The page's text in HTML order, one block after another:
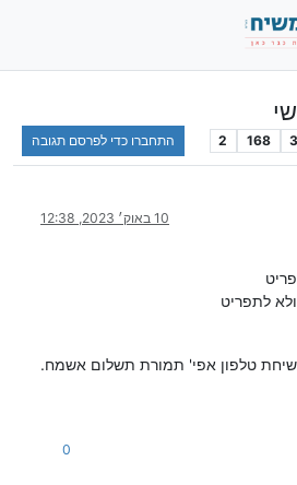
3
168
2 התחברו כדי לפרסם תגובה
10 באוק׳ 2023, 12:38
לתפריט
טלפון אפי' תמורת תשלום אשמח.
0